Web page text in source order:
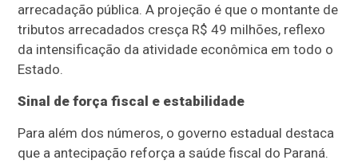
arrecadação pública. A projeção é que o montante de
tributos arrecadados cresça R$ 49 milhões, reflexo
da intensificação da atividade econômica em todo o
Estado.
Sinal de força fiscal e estabilidade
Para além dos números, o governo estadual destaca
que a antecipação reforça a saúde fiscal do Paraná.